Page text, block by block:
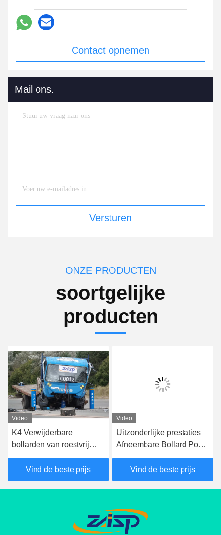
Contact opnemen
Mail ons.
Versturen
ONZE PRODUCTEN
soortgelijke
producten
Video
K4 Verwijderbare
bollarden van roestvrij
staal met een IWA14-1-
certificering
Vind de beste prijs
Video
Uitzonderlijke prestaties
Afneembare Bollard Post
Voor Winkelcentrum
Vind de beste prijs